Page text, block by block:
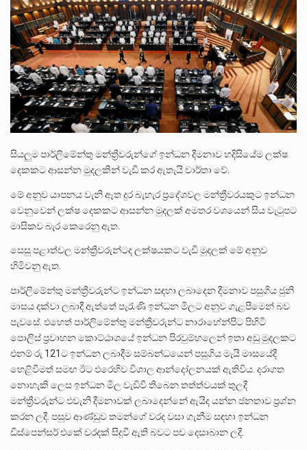
ලාල් කාන්ත ඇමතිවරයා අධිකරණ විනිශ්චයකාරවරුන්ගේ විශ්‍රාම යෑමේ වයස සම්බන්ධයෙන් නිහඬව සිටින ලෙස තමාට දැනුම් දුන්…
2011 වසරේදී දේශපාලන හා මානව හිමිකම් ක්‍රියාකාරීන් වන ලලිත්කුමාර් වීරරාජ් සහ කුගන් මුරුගානන්දන් යාපනයේදී අතුරුදන්…
ගොවියන්ගේ ප්‍රශ්න, ධීවරයන්ගේ ප්‍රශ්න, සෞඛය ප්‍රශ්න, වැටු ප්‍ර්ශ්න, රැකියා විරහිත ප්‍රශ්න මේ සියලු ප්‍රශ්නවලට තනි…
සියලුම පාර්ලිමේන්තු මන්ත්‍රීවරුන්ගේ ඉන්ධන දීමනාව හදිසියේම ලක්ෂ
දෙකකට ආසන්න මුදලකින් වැඩි කර ඇතැයි වාර්තා වේ.
මේ අනුව යාපනය වැනි ඈත දුර බැහැර ප්‍රදේශවල මන්ත්‍රීවරයකුට ඉන්ධන
වෙනුවෙන් ලක්ෂ දෙකකට ආසන්න මුදලක් අමතර වශයෙන් සිය වැටුපට
මාසිකව බැර කෙරෙනු ඇත.
සෙසු පළාත්වල මන්ත්‍රීවරුන්ටද ලක්ෂයකට වැඩි මුදලක් මේ අනුව
හිමිවනු ඇත.
පාර්ලිමේන්තු මන්ත්‍රීවරුන්ට ඉන්ධන සඳහා ලබාදෙන දීමනාව පසුගිය ජුනි
මාසය දක්වා ලබාදී ඇත්තේ පැරැණි ඉන්ධන මිලට අනුව ගැළපීමෙන් බව
පැවසේ. එහෙත් පාර්ලිමේන්තු මන්ත්‍රීවරුන්ට නාරාහේන්පිට පිහිටි
පොලිස් ප්‍රවාහන කොට්ඨාශයේ ඉන්ධන පිරවුම්හලෙන් ඉතා අඩු මුදලකට
එනම් රු 121ට ඉන්ධන ලබාදීම සම්බන්ධයෙන් පසුගිය මැයි මාසයේදී
හෙළිවීමත් සමඟ ඊට එරෙහිව විශාල ආන්දෝලනයක් ඇතිවිය. දරාගත
නොහැකි ලෙස ඉන්ධන මිල වැඩිවී තිබෙන තත්ත්වයක් තුලදී
මන්ත්‍රීවරුන්ට එවැනි දීමනාවක් ලබාදෙන්නේ ඇයිද යන්න ජනතාව ප්‍රශ්න
කරන ලදී. පසුව ආණ්ඩුව තමන්ගේ වරද වසා ගැනීම සඳහා ඉන්ධන
ඩිස්පෙන්සර් එකේ වරදක් සිදුවී ඇති බවට පච දෙසාබාන ලදී.